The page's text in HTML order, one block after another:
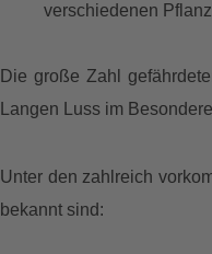
verschiedenen
Die große Zahl
Langen Luss im
Unter den zahlreich
bekannt sind: